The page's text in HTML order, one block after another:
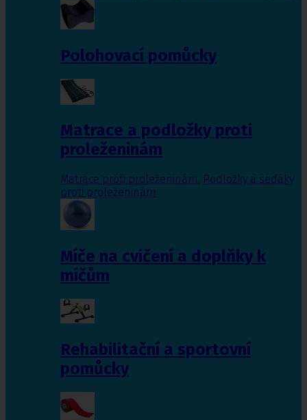
Polohovací pomůcky
Matrace a podložky proti
proleženinám
Matrace proti proleženinám, Podložky a sedáky
proti proleženinám
Míče na cvičení a doplňky k
míčům
Rehabilitační a sportovní
pomůcky